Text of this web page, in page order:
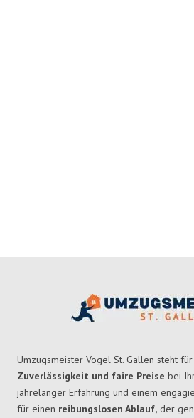
Umzugsmeister Vogel St. Gallen steht
Zuverlässigkeit und faire Preise bei
jahrelanger Erfahrung und einem
für einen reibungslosen Ablauf, der